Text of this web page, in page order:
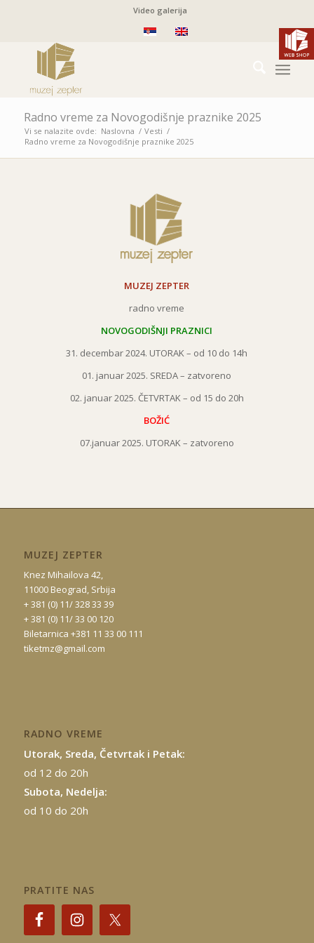
Video galerija
Radno vreme za Novogodišnje praznike 2025
Vi se nalazite ovde: Naslovna / Vesti /
Radno vreme za Novogodišnje praznike 2025
MUZEJ ZEPTER
radno vreme
NOVOGODIŠNJI PRAZNICI
31. decembar 2024. UTORAK – od 10 do 14h
01. januar 2025. SREDA – zatvoreno
02. januar 2025. ČETVRTAK – od 15 do 20h
BOŽIĆ
07.januar 2025. UTORAK – zatvoreno
MUZEJ ZEPTER
Knez Mihailova 42,
11000 Beograd, Srbija
+ 381 (0) 11/ 328 33 39
+ 381 (0) 11/ 33 00 120
Biletarnica +381 11 33 00 111
tiketmz@gmail.com
RADNO VREME
Utorak, Sreda, Četvrtak i Petak:
od 12 do 20h
Subota, Nedelja:
od 10 do 20h
PRATITE NAS